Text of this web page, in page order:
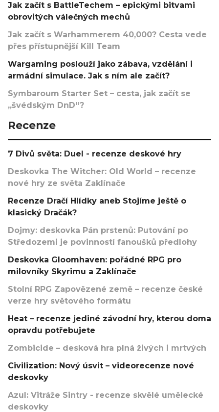
Jak začít s BattleTechem – epickými bitvami
obrovitých válečných mechů
Jak začít s Warhammerem 40,000? Cesta vede
přes přístupnější Kill Team
Wargaming poslouží jako zábava, vzdělání i
armádní simulace. Jak s ním ale začít?
Symbaroum Starter Set – cesta, jak začít se
„švédským DnD“?
Recenze
7 Divů světa: Duel - recenze deskové hry
Deskovka The Witcher: Old World – recenze
nové hry ze světa Zaklínače
Recenze Dračí Hlídky aneb Stojíme ještě o
klasický Dračák?
Dojmy: deskovka Pán prstenů: Putování po
Středozemi je povinností fanoušků předlohy
Deskovka Gloomhaven: pořádné RPG pro
milovníky Skyrimu a Zaklínače
Stolní RPG Zapovězené země – recenze české
verze hry světového formátu
Heat – recenze jediné závodní hry, kterou doma
opravdu potřebujete
Zombicide – desková hra plná živých i mrtvých
Civilization: Nový úsvit – videorecenze nové
deskovky
Azul: Vitráže Sintry - recenze skvělé umělecké
deskovky